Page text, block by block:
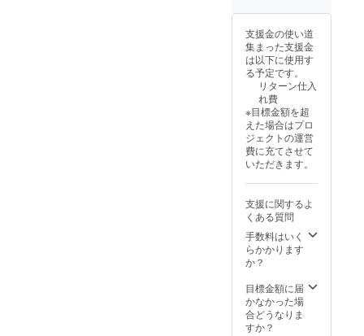
細情報
ルにて
ご案内
しま
す。 ※
醸造す
ルのビ
アスタ
イルな
どレシ
ピの指
定出来
ん。
支援金の使い道
集まった支援金
は以下に使用す
る予定です。
リターン仕入
れ費
※目標金額を超
えた場合はプロ
ジェクトの運営
費に充てさせて
いただきます。
支援に関するよ
くある質問
手数料はいく
らかかります
か？
目標金額に届
かなかった場
合どうなりま
すか？